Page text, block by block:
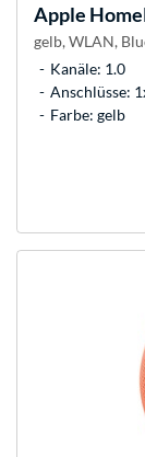
Apple
gelb, WLAN,
Kanäle: 1.0
Anschlüsse:
Farbe: gelb